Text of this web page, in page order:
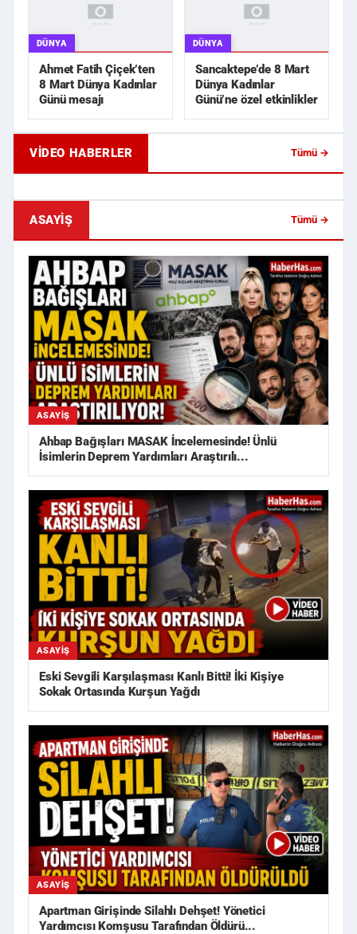
DÜNYA
Ahmet Fatih Çiçek’ten
8 Mart Dünya Kadınlar
Günü mesajı
DÜNYA
Sancaktepe’de 8 Mart
Dünya Kadınlar
Günü’ne özel etkinlikler
VIDEO HABERLER Tümü →
Eski Sevgili Karşılaşması Kanlı Bitti!
Apartman Girişinde
ASAYIŞ Tümü →
ASAYIŞ
Ahbap Bağışları MASAK İncelemesinde! Ünlü
İsimlerin Deprem Yardımları Araştırılı...
ASAYIŞ
Eski Sevgili Karşılaşması Kanlı Bitti! İki Kişiye
Sokak Ortasında Kurşun Yağdı
ASAYIŞ
Apartman Girişinde Silahlı Dehşet! Yönetici
Yardımcısı Komşusu Tarafından Öldürü...